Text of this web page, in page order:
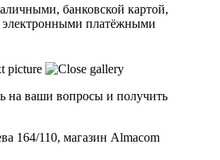
банковской картой,
электронными платёжными
на ваши вопросы и получить
164/110, магазин Almacom